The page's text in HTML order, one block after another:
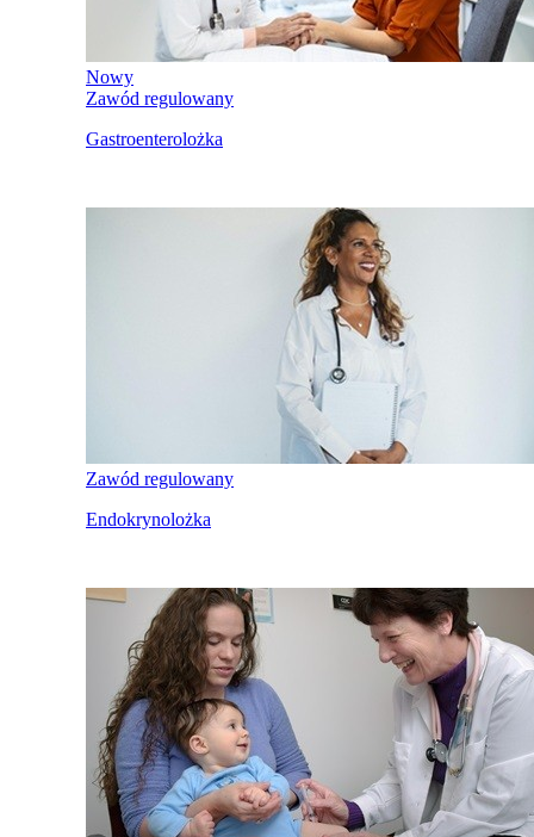
Nowy
Zawód regulowany
Gastroenterolożka
Zawód regulowany
Endokrynolożka